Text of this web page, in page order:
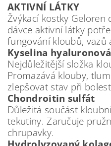
AKTIVNÍ LÁTKY
Žvýkací kostky
dávce aktivní látky
fungování kloubů, vazů
Kyselina hyaluronová
Nejdůležitější složka
Promazává klouby,
zlepšovat stav při
Chondroitin sulfát
Důležitá součást
tekutiny. Zaručuje
chrupavky.